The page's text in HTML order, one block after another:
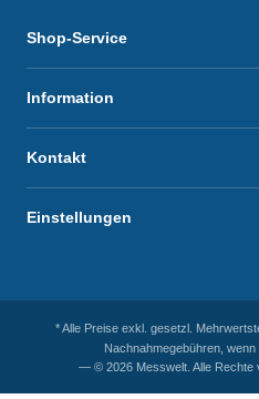
Shop-Service
Information
Kontakt
Einstellungen
* Alle Preise exkl. gesetzl.
Nachnahmegebühren,
— © 2026 Messwelt. Alle